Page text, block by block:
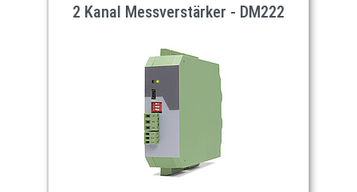
2 Kanal Messverstärker - DM222